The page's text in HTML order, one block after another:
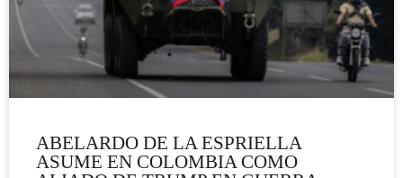
ABELARDO DE LA ESPRIELLA
ASUME EN COLOMBIA COMO